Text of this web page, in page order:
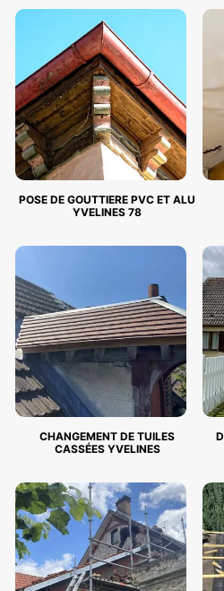
POSE DE GOUTTIERE PVC ET ALU
YVELINES 78
CHANGEMENT DE TUILES
CASSÉES YVELINES